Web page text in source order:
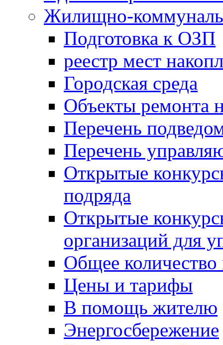
Жилищно-
Подготовка к ОЗП
реестр мест
Городская среда
Объекты ремонта
Перечень
Перечень
Открытые
подряда
Открытые
организаций для
Общее
Цены и тарифы
В помощь жителю
Энергосбережение